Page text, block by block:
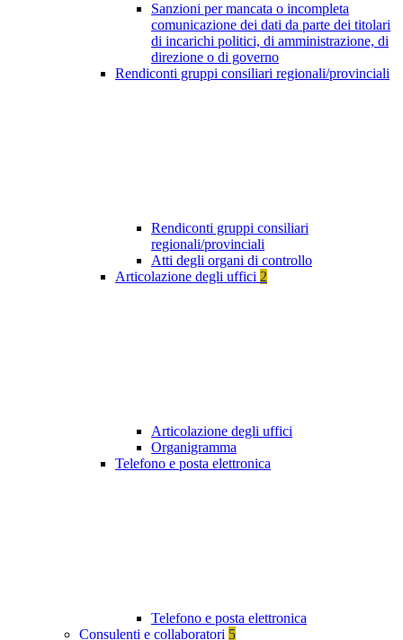
Sanzioni per mancata o incompleta
comunicazione dei dati da parte dei titolari
di incarichi politici, di amministrazione, di
direzione o di governo
Rendiconti gruppi consiliari regionali/provinciali
Rendiconti gruppi consiliari
regionali/provinciali
Atti degli organi di controllo
Articolazione degli uffici 2
Articolazione degli uffici
Organigramma
Telefono e posta elettronica
Telefono e posta elettronica
Consulenti e collaboratori 5